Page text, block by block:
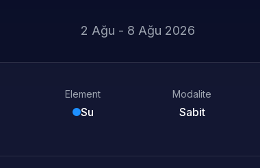
2 Ağu - 8 Ağu 2026
Element
Su
Modalite
Sabit